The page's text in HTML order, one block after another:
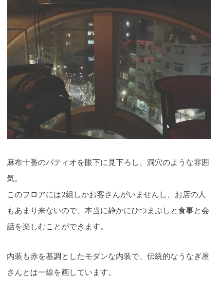
麻布十番のパティオを眼下に見下ろし、洞穴のような雰囲
気。
このフロアには2組しかお客さんがいませんし、お店の人
もあまり来ないので、本当に静かにひつまぶしと食事と会
話を楽しむことができます。
内装も赤を基調としたモダンな内装で、伝統的なうなぎ屋
さんとは一線を画しています。